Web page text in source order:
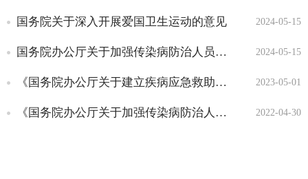
投诉举报电话以及网上投诉
渠道
行政处罚类事项
行政强制类事项
2024-05-15
国务院关于深入开展爱国卫生运动的意见
2024-05-15
国务院办公厅关于加强传染病防治人员安全防护的意见（国办发〔2015〕1号）
2023-05-01
《国务院办公厅关于建立疾病应急救助制度的指导意见》
2022-04-30
《国务院办公厅关于加强传染病防治人员安全防护的意见》